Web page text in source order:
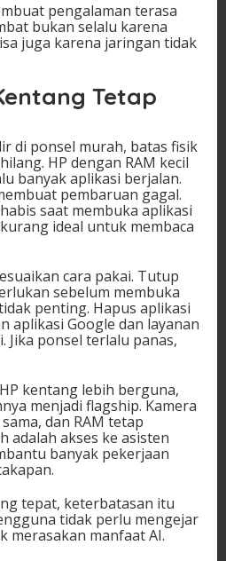
pengalaman terasa
bukan selalu karena
juga karena jaringan tidak
Tetap
di ponsel murah, batas fisik
HP dengan RAM kecil
banyak aplikasi berjalan.
pembaruan gagal.
saat membuka aplikasi
ideal untuk membaca
cara pakai. Tutup
sebelum membuka
penting. Hapus aplikasi
aplikasi Google dan layanan
Jika ponsel terlalu panas,
kentang lebih berguna,
menjadi flagship. Kamera
dan RAM tetap
adalah akses ke asisten
banyak pekerjaan
tepat, keterbatasan itu
tidak perlu mengejar
manfaat AI.